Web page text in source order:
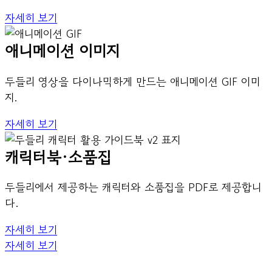
자세히 보기
애니메이션 이미지
두들리 영상을 다이나믹하게 만드는 애니메이션 GIF 이미
지.
자세히 보기
캐릭터북·소품집
두들리에서 제공하는 캐릭터와 소품집을 PDF로 제공합니
다.
자세히 보기
자세히 보기